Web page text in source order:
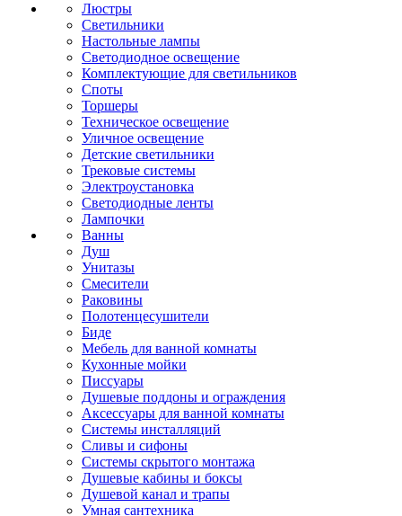
Люстры
Светильники
Настольные лампы
Светодиодное освещение
Комплектующие для светильников
Споты
Торшеры
Техническое освещение
Уличное освещение
Детские светильники
Трековые системы
Электроустановка
Светодиодные ленты
Лампочки
Ванны
Душ
Унитазы
Смесители
Раковины
Полотенцесушители
Биде
Мебель для ванной комнаты
Кухонные мойки
Писсуары
Душевые поддоны и ограждения
Аксессуары для ванной комнаты
Системы инсталляций
Сливы и сифоны
Системы скрытого монтажа
Душевые кабины и боксы
Душевой канал и трапы
Умная сантехника